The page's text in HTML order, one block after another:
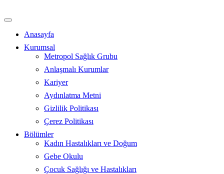
atla
Anasayfa
Kurumsal
Metropol Sağlık Grubu
Anlaşmalı Kurumlar
Kariyer
Aydınlatma Metni
Gizlilik Politikası
Çerez Politikası
Bölümler
Kadın Hastalıkları ve Doğum
Gebe Okulu
Çocuk Sağlığı ve Hastalıkları